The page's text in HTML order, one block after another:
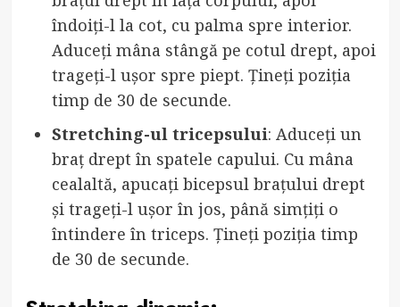
îndoiți-l la cot, cu palma spre interior.
Aduceți mâna stângă pe cotul drept, apoi
trageți-l ușor spre piept. Țineți poziția
timp de 30 de secunde.
Stretching-ul tricepsului: Aduceți un
braț drept în spatele capului. Cu mâna
cealaltă, apucați bicepsul brațului drept
și trageți-l ușor în jos, până simțiți o
întindere în triceps. Țineți poziția timp
de 30 de secunde.